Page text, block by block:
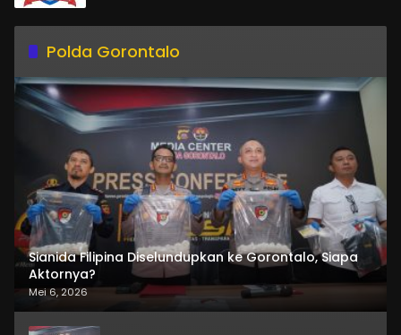
Polda Gorontalo
Sianida Filipina Diselundupkan ke Gorontalo, Siapa
Aktornya?
Mei 6, 2026